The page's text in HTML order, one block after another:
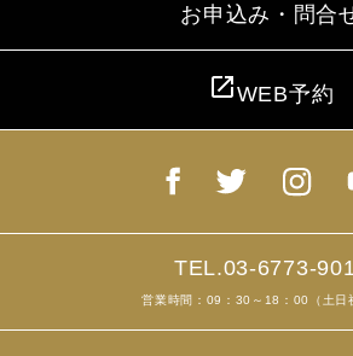
お申込み・問合
open_in_newWEB予約
TEL.03-6773-
営業時間：09：30～18：00（土日